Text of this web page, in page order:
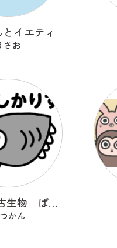
イエティ
さお
ゆるっと古生物 ぱりしかりす
かん